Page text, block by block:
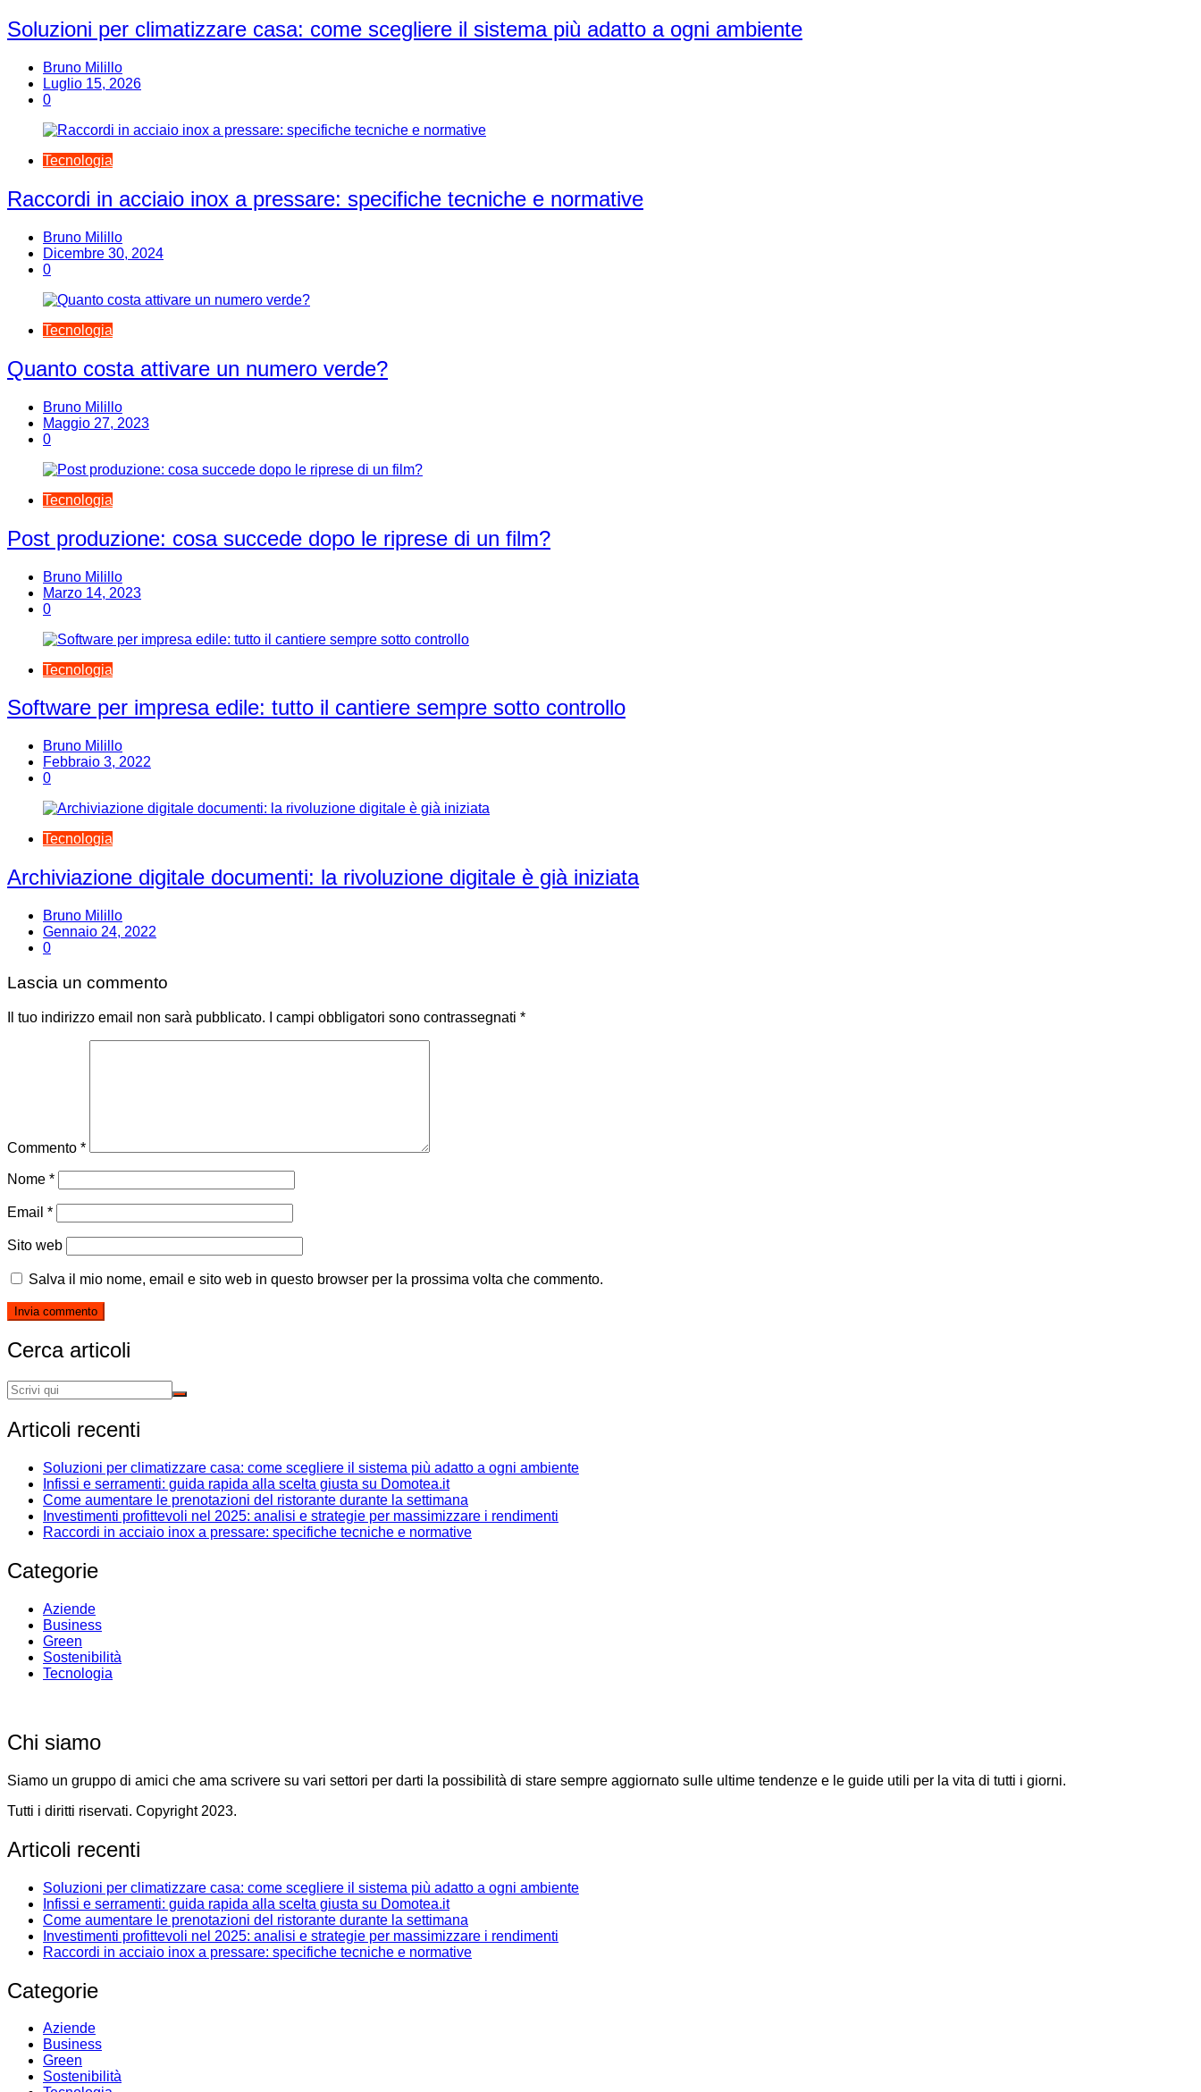
Soluzioni per climatizzare casa: come scegliere il sistema più adatto a ogni ambiente
Bruno Milillo
Luglio 15, 2026
0
Tecnologia
Raccordi in acciaio inox a pressare: specifiche tecniche e normative
Bruno Milillo
Dicembre 30, 2024
0
Tecnologia
Quanto costa attivare un numero verde?
Bruno Milillo
Maggio 27, 2023
0
Tecnologia
Post produzione: cosa succede dopo le riprese di un film?
Bruno Milillo
Marzo 14, 2023
0
Tecnologia
Software per impresa edile: tutto il cantiere sempre sotto controllo
Bruno Milillo
Febbraio 3, 2022
0
Tecnologia
Archiviazione digitale documenti: la rivoluzione digitale è già iniziata
Bruno Milillo
Gennaio 24, 2022
0
Lascia un commento
Il tuo indirizzo email non sarà pubblicato. I campi obbligatori sono contrassegnati *
Commento *
Nome *
Email *
Sito web
Salva il mio nome, email e sito web in questo browser per la prossima volta che commento.
Cerca articoli
Articoli recenti
Soluzioni per climatizzare casa: come scegliere il sistema più adatto a ogni ambiente
Infissi e serramenti: guida rapida alla scelta giusta su Domotea.it
Come aumentare le prenotazioni del ristorante durante la settimana
Investimenti profittevoli nel 2025: analisi e strategie per massimizzare i rendimenti
Raccordi in acciaio inox a pressare: specifiche tecniche e normative
Categorie
Aziende
Business
Green
Sostenibilità
Tecnologia
Chi siamo
Siamo un gruppo di amici che ama scrivere su vari settori per darti la possibilità di stare sempre aggiornato sulle ultime tendenze e le guide utili per la vita di tutti i giorni.
Tutti i diritti riservati. Copyright 2023.
Articoli recenti
Soluzioni per climatizzare casa: come scegliere il sistema più adatto a ogni ambiente
Infissi e serramenti: guida rapida alla scelta giusta su Domotea.it
Come aumentare le prenotazioni del ristorante durante la settimana
Investimenti profittevoli nel 2025: analisi e strategie per massimizzare i rendimenti
Raccordi in acciaio inox a pressare: specifiche tecniche e normative
Categorie
Aziende
Business
Green
Sostenibilità